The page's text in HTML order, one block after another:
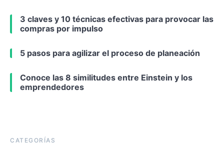
3 claves y 10 técnicas efectivas para provocar las
compras por impulso
5 pasos para agilizar el proceso de planeación
Conoce las 8 similitudes entre Einstein y los
emprendedores
CATEGORÍAS